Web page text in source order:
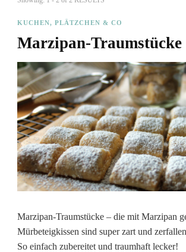
KUCHEN, PLÄTZCHEN & CO
Marzipan-Traumstücke
Marzipan-Traumstücke – die mit Marzipan
Mürbeteigkissen sind super zart und
So einfach zubereitet und traumhaft lecker!